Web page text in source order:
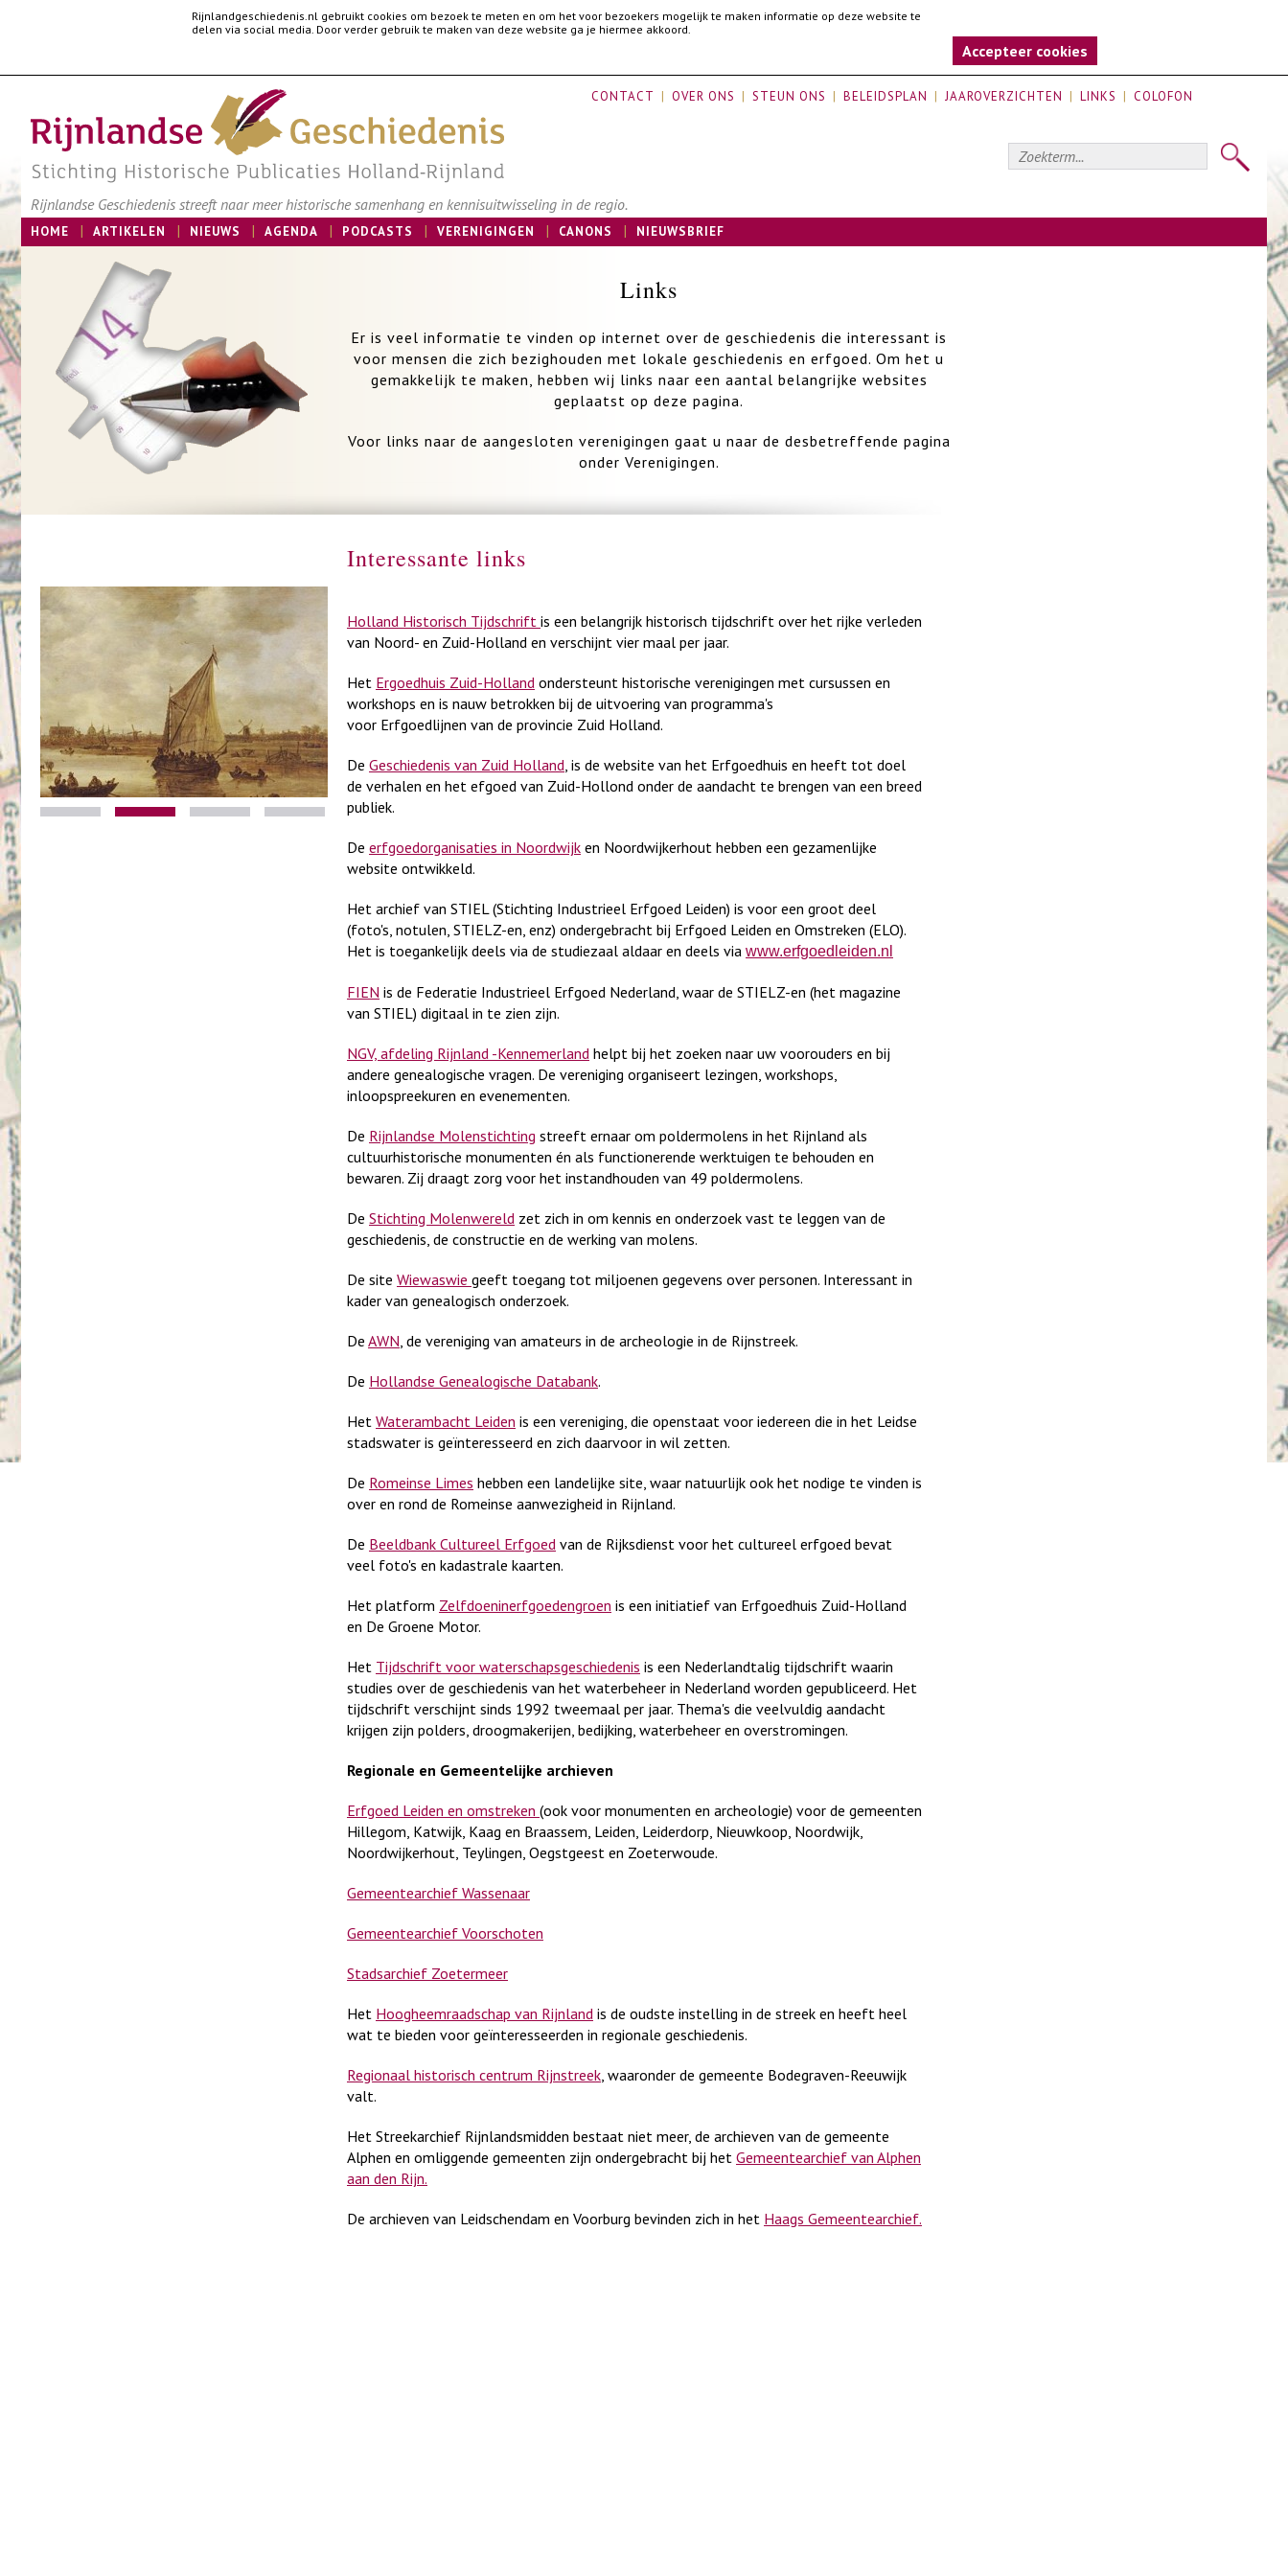
Rijnlandgeschiedenis.nl gebruikt cookies om bezoek te meten en om het voor bezoekers mogelijk te maken informatie op deze website te
delen via social media. Door verder gebruik te maken van deze website ga je hiermee akkoord.
Accepteer cookies
CONTACT OVER ONS STEUN ONS BELEIDSPLAN JAAROVERZICHTEN LINKS COLOFON
Rijnlandse Geschiedenis streeft naar meer historische samenhang en kennisuitwisseling in de regio.
HOME ARTIKELEN NIEUWS AGENDA PODCASTS VERENIGINGEN CANONS NIEUWSBRIEF
Links
Er is veel informatie te vinden op internet over de geschiedenis die interessant is
voor mensen die zich bezighouden met lokale geschiedenis en erfgoed. Om het u
gemakkelijk te maken, hebben wij links naar een aantal belangrijke websites
geplaatst op deze pagina.
Voor links naar de aangesloten verenigingen gaat u naar de desbetreffende pagina
onder Verenigingen.
Interessante links
Holland Historisch Tijdschrift is een belangrijk historisch tijdschrift over het rijke verleden
van Noord- en Zuid-Holland en verschijnt vier maal per jaar.
Het Ergoedhuis Zuid-Holland ondersteunt historische verenigingen met cursussen en
workshops en is nauw betrokken bij de uitvoering van programma's
voor Erfgoedlijnen van de provincie Zuid Holland.
De Geschiedenis van Zuid Holland, is de website van het Erfgoedhuis en heeft tot doel
de verhalen en het efgoed van Zuid-Hollond onder de aandacht te brengen van een breed
publiek.
De erfgoedorganisaties in Noordwijk en Noordwijkerhout hebben een gezamenlijke
website ontwikkeld.
Het archief van STIEL (Stichting Industrieel Erfgoed Leiden) is voor een groot deel
(foto's, notulen, STIELZ-en, enz) ondergebracht bij Erfgoed Leiden en Omstreken (ELO).
Het is toegankelijk deels via de studiezaal aldaar en deels via www.erfgoedleiden.nl
FIEN is de Federatie Industrieel Erfgoed Nederland, waar de STIELZ-en (het magazine
van STIEL) digitaal in te zien zijn.
NGV, afdeling Rijnland -Kennemerland helpt bij het zoeken naar uw voorouders en bij
andere genealogische vragen. De vereniging organiseert lezingen, workshops,
inloopspreekuren en evenementen.
De Rijnlandse Molenstichting streeft ernaar om poldermolens in het Rijnland als
cultuurhistorische monumenten én als functionerende werktuigen te behouden en
bewaren. Zij draagt zorg voor het instandhouden van 49 poldermolens.
De Stichting Molenwereld zet zich in om kennis en onderzoek vast te leggen van de
geschiedenis, de constructie en de werking van molens.
De site Wiewaswie geeft toegang tot miljoenen gegevens over personen. Interessant in
kader van genealogisch onderzoek.
De AWN, de vereniging van amateurs in de archeologie in de Rijnstreek.
De Hollandse Genealogische Databank.
Het Waterambacht Leiden is een vereniging, die openstaat voor iedereen die in het Leidse
stadswater is geïnteresseerd en zich daarvoor in wil zetten.
De Romeinse Limes hebben een landelijke site, waar natuurlijk ook het nodige te vinden is
over en rond de Romeinse aanwezigheid in Rijnland.
De Beeldbank Cultureel Erfgoed van de Rijksdienst voor het cultureel erfgoed bevat
veel foto's en kadastrale kaarten.
Het platform Zelfdoeninerfgoedengroen is een initiatief van Erfgoedhuis Zuid-Holland
en De Groene Motor.
Het Tijdschrift voor waterschapsgeschiedenis is een Nederlandtalig tijdschrift waarin
studies over de geschiedenis van het waterbeheer in Nederland worden gepubliceerd. Het
tijdschrift verschijnt sinds 1992 tweemaal per jaar. Thema's die veelvuldig aandacht
krijgen zijn polders, droogmakerijen, bedijking, waterbeheer en overstromingen.
Regionale en Gemeentelijke archieven
Erfgoed Leiden en omstreken (ook voor monumenten en archeologie) voor de gemeenten
Hillegom, Katwijk, Kaag en Braassem, Leiden, Leiderdorp, Nieuwkoop, Noordwijk,
Noordwijkerhout, Teylingen, Oegstgeest en Zoeterwoude.
Gemeentearchief Wassenaar
Gemeentearchief Voorschoten
Stadsarchief Zoetermeer
Het Hoogheemraadschap van Rijnland is de oudste instelling in de streek en heeft heel
wat te bieden voor geïnteresseerden in regionale geschiedenis.
Regionaal historisch centrum Rijnstreek, waaronder de gemeente Bodegraven-Reeuwijk
valt.
Het Streekarchief Rijnlandsmidden bestaat niet meer, de archieven van de gemeente
Alphen en omliggende gemeenten zijn ondergebracht bij het Gemeentearchief van Alphen
aan den Rijn.
De archieven van Leidschendam en Voorburg bevinden zich in het Haags Gemeentearchief.